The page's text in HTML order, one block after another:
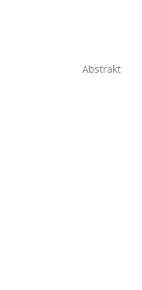
Abstrakt